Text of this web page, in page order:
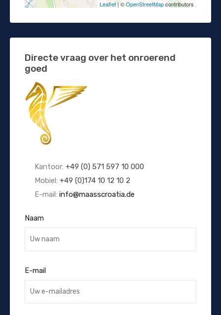
Leaflet | ©OpenStreetMapcontributors
Directe vraag over het onroerend
goed
Kantoor: +49 (0) 571 597 10 000
Mobiel: +49 (0)174 10 12 10 2
E-mail: info@maasscroatia.de
Naam
E-mail